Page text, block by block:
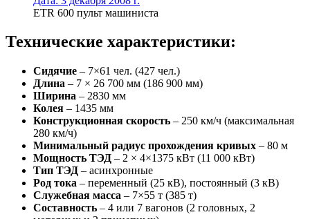
ETR 600 пульт машиниста
Технические характеристики:
Сидячие – 7×61 чел. (427 чел.)
Длина – 7 × 26 700 мм (186 900 мм)
Ширина – 2830 мм
Колея – 1435 мм
Конструкционная скорость – 250 км/ч (максимальная
280 км/ч)
Минимальный радиус прохождения кривых – 80 м
Мощность ТЭД – 2 × 4×1375 кВт (11 000 кВт)
Тип ТЭД – асинхронные
Род тока – переменный (25 кВ), постоянный (3 кВ)
Служебная масса – 7×55 т (385 т)
Составность – 4 или 7 вагонов (2 головных, 2